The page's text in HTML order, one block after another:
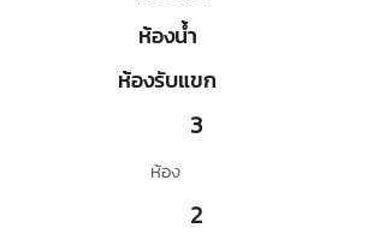
ห้องน้ำ
ห้องรับแขก
3
ห้อง
2